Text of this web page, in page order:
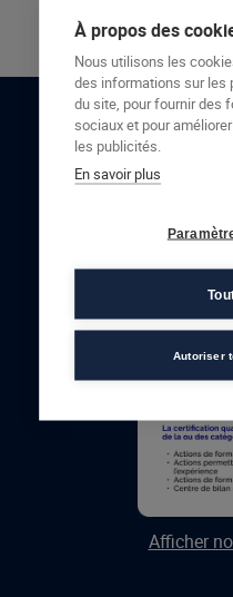
Afficher
À propos des
Nous utilisons les
des informations sur les
du site, pour fournir des
sociaux et pour
les publicités.
En savoir plus
Autoriser